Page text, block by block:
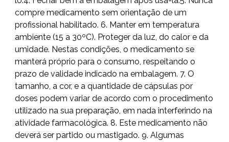
compre medicamento sem orientação de um
profissional habilitado. 6. Manter em temperatura
ambiente (15 a 30ºC). Proteger da luz, do calor e da
umidade. Nestas condições, o medicamento se
manterá próprio para o consumo, respeitando o
prazo de validade indicado na embalagem. 7. O
tamanho, a cor, e a quantidade de cápsulas por
doses podem variar de acordo com o procedimento
utilizado na sua preparação, em nada interferindo na
atividade farmacológica. 8. Este medicamento não
deverá ser partido ou mastigado. 9. Algumas